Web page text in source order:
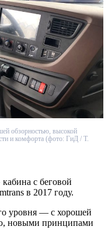
обзорностью, высокой
и комфорта (фото: ГиД / Т.
с беговой
в 2017 году.
уровня — с хорошей
новыми принципами